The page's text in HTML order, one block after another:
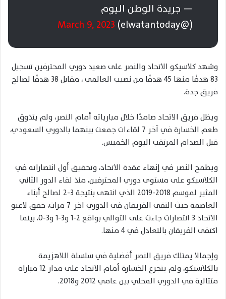
— جريدة الوطن اليوم
(@elwatantoday)
March 9, 2023
وشهد كلاسيكو الاتحاد والنصر على صعيد دوري المحترفين تسجيل
83 هدفًا منها 45 هدفًا من نصيب العالمي ، مقابل 38 هدفًا لصالح
فريق جدة.
ويظل فريق الاتحاد صامدًا خلال مبارياته أمام النصر، ولم يتذوق
طعم الخسارة في آخر 7 لقاءات جمعت بينهما بالدوري السعودي،
قبل الصدام المرتقب اليوم الخميس.
ويطمح النصر في إنهاء عقدة الاتحاد، وتحقيق أول انتصاراته في
الكلاسيكو على مستوى دوري المحترفين، منذ لقاء الدور الثاني
المثير لموسم 2018-2019 الذي انتهى بنتيجة 3-2 لصالح أبناء
العاصمة حيث التقى الفريقان في الدوري اخر 7 مرات، حقق لاعبو
الاتحاد 3 انتصارات جاءت على التوالي بواقع 2-1 و3-1 و3-0، بينما
اكتفى الفريقان بالتعادل في 4 منها.
وإجمالا يمتلك فريق النصر أفضلية في سلسلة اللاهزيمة
بالكلاسيكو، ولم يتجرع الخسارة أمام الاتحاد على مدار 12 مباراة
متتالية في الدوري المحلي بين عامي 2012 و2018.